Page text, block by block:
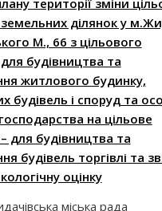
ділянок у
М., 66 з цільового
будівництва та
житлового будинку,
будівель і споруд та
на цільове
для будівництва та
будівель торгівлі та
оцінку
міська рада